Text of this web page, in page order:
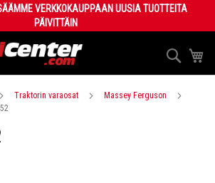
VERKKOKAUPPAAN UUSIA TUOTTEITA
PÄIVITTÄIN
Haku
Traktorin varaosat
Massey Ferguson